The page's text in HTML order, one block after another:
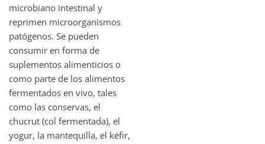
microbiano intestinal y
reprimen microorganismos
patógenos. Se pueden
consumir en forma de
suplementos alimenticios o
como parte de los alimentos
fermentados en vivo, tales
como las conservas, el
chucrut (col fermentada), el
yogur, la mantequilla, el kéfir,